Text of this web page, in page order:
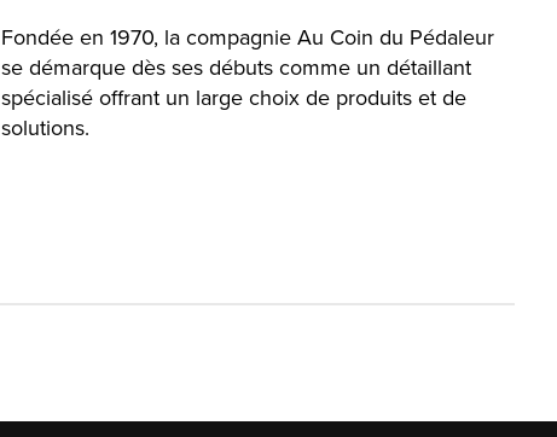
Fondée en 1970, la compagnie Au Coin du Pédaleur
se démarque dès ses débuts comme un détaillant
spécialisé offrant un large choix de produits et de
solutions.
English